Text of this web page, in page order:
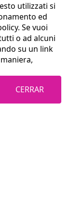
utilizzati si
ed
Se vuoi
o ad alcuni
su un link
CERRAR